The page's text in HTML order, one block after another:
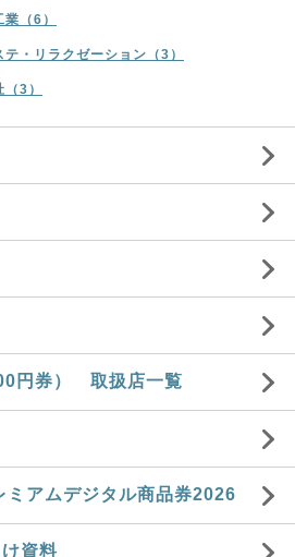
（6）
・リラクゼーション（3）
3）
円券） 取扱店一覧
ミアムデジタル商品券2026
資料